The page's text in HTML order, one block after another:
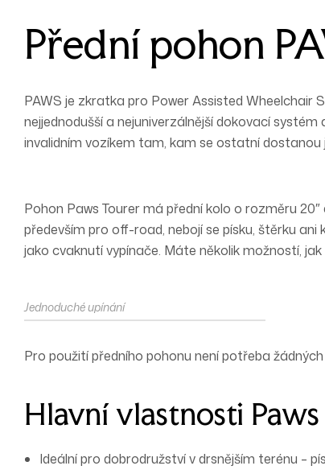
Přední pohon
PAWS je zkratka pro Power Assisted Wheelchair
nejjednodušší a nejuniverzálnější dokovací systém
invalidním vozíkem tam, kam se ostatní dostanou
Pohon Paws Tourer má přední kolo o rozměru 20″
především pro off-road, nebojí se písku, štěrku
jako cvaknutí vypínače. Máte několik možností,
Jednoduché upínání
Pro použití předního pohonu není potřeba žádných
Hlavní vlastnosti
Ideální pro dobrodružství v drsnějším terénu –